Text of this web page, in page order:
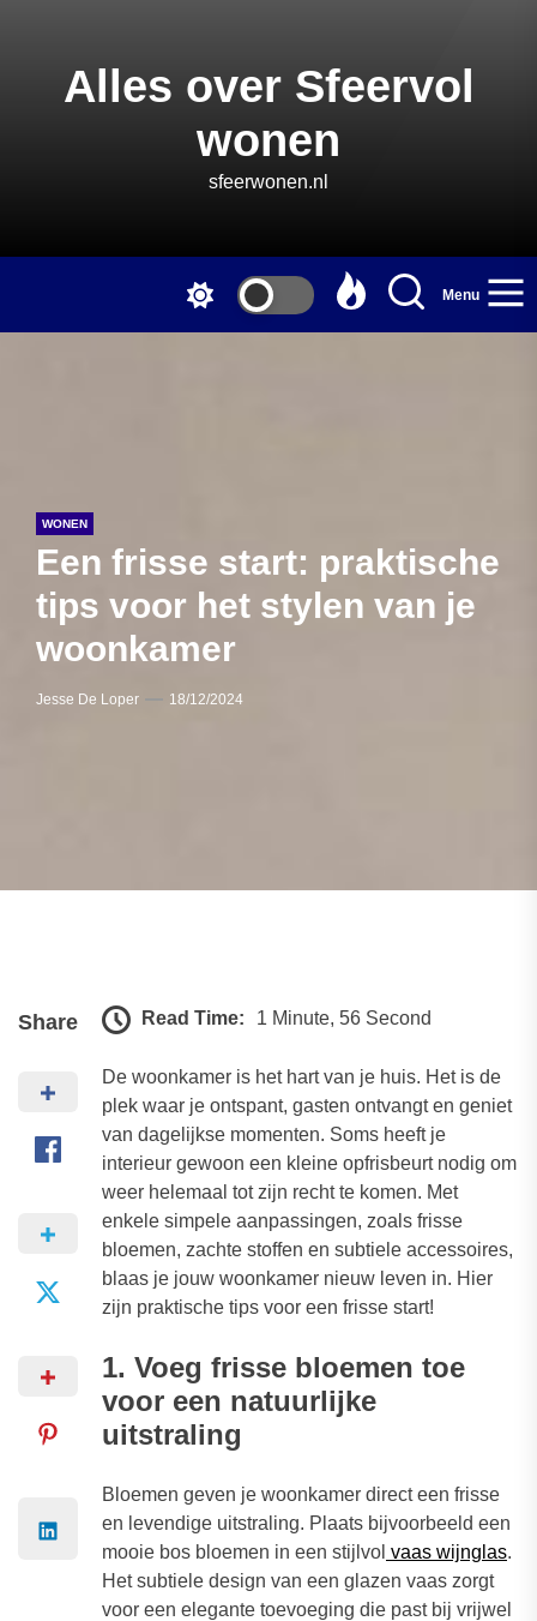
Alles over Sfeervol
wonen
sfeerwonen.nl
Menu
WONEN
Een frisse start: praktische
tips voor het stylen van je
woonkamer
Jesse De Loper 18/12/2024
Share Read Time: 1 Minute, 56 Second
De woonkamer is het hart van je huis. Het is de
plek waar je ontspant, gasten ontvangt en geniet
van dagelijkse momenten. Soms heeft je
interieur gewoon een kleine opfrisbeurt nodig om
weer helemaal tot zijn recht te komen. Met
enkele simpele aanpassingen, zoals frisse
bloemen, zachte stoffen en subtiele accessoires,
blaas je jouw woonkamer nieuw leven in. Hier
zijn praktische tips voor een frisse start!
1. Voeg frisse bloemen toe
voor een natuurlijke
uitstraling
Bloemen geven je woonkamer direct een frisse
en levendige uitstraling. Plaats bijvoorbeeld een
mooie bos bloemen in een stijlvol vaas wijnglas.
Het subtiele design van een glazen vaas zorgt
voor een elegante toevoeging die past bij vrijwel